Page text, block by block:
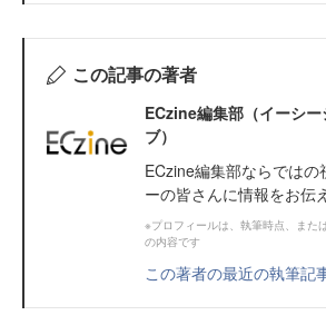
この記事の著者
ECzine編集部（イーシ
ブ）
ECzine編集部ならではの
ーの皆さんに情報をお伝
※プロフィールは、執筆時点、また
の内容です
この著者の最近の執筆記